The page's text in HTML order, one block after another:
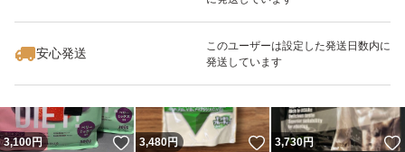
安心発送
このユーザーは設定した発送日数内に
発送しています
いいね！
2,550
3,100円 いいね！
3,480円 いいね！
3,730円